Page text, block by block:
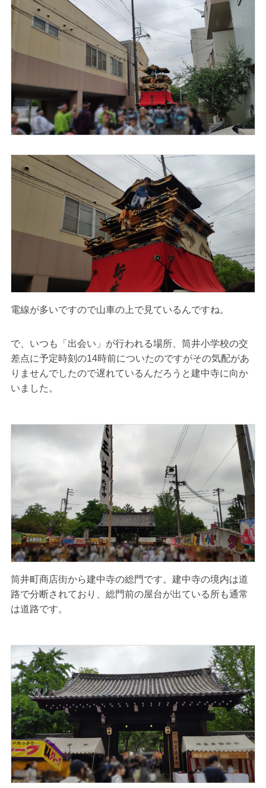
電線が多いですので山車の上で見ているんですね。
で、いつも「出会い」が行われる場所、筒井小学校の交
差点に予定時刻の14時前についたのですがその気配があ
りませんでしたので遅れているんだろうと建中寺に向か
いました。
筒井町商店街から建中寺の総門です。建中寺の境内は道
路で分断されており、総門前の屋台が出ている所も通常
は道路です。